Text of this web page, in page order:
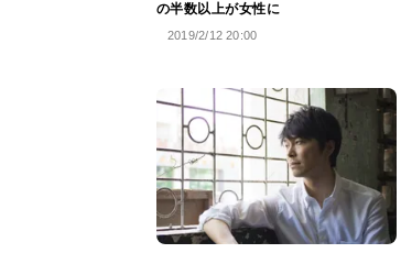
の半数以上が女性に
2019/2/12 20:00